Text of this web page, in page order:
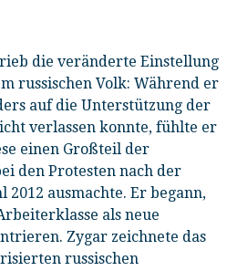
die veränderte Einstellung
russischen Volk: Während er
auf die Unterstützung der
verlassen konnte, fühlte er
einen Großteil der
den Protesten nach der
2012 ausmachte. Er begann,
als neue
Zygar zeichnete das
russischen